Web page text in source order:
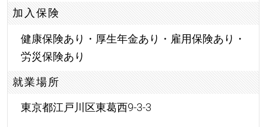
加入保険
健康保険あり・厚生年金あり・雇用保険あり・
労災保険あり
就業場所
東京都江戸川区東葛西9-3-3